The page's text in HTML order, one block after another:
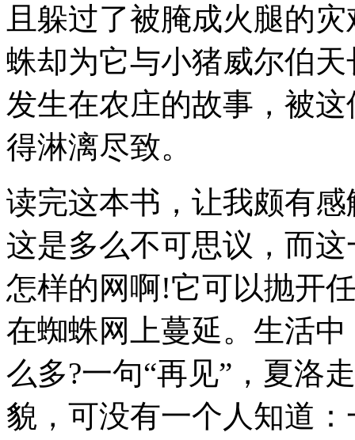
且躲过了被腌成火腿的
蛛却为它与小猪威尔伯
发生在农庄的故事，被
得淋漓尽致。
读完这本书，让我颇有
这是多么不可思议，而
怎样的网啊!它可以抛开
在蜘蛛网上蔓延。生活
么多?一句“再见”，夏洛
貌，可没有一个人知道